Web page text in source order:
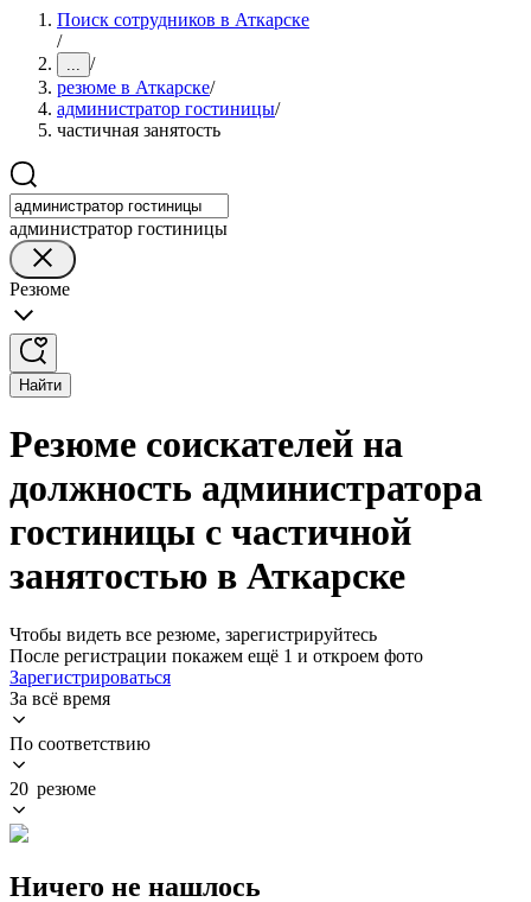
Поиск сотрудников в Аткарске
/
... /
резюме в Аткарске/
администратор гостиницы/
частичная занятость
администратор гостиницы
Резюме
Найти
Резюме соискателей на
должность администратора
гостиницы с частичной
занятостью в Аткарске
Чтобы видеть все резюме, зарегистрируйтесь
После регистрации покажем ещё 1 и откроем фото
Зарегистрироваться
За всё время
По соответствию
20 резюме
Ничего не нашлось